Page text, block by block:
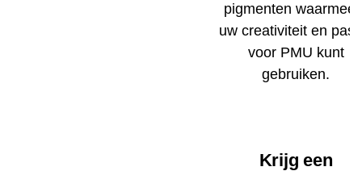
pigmenten waarmee
uw creativiteit en
voor PMU kunt
gebruiken.
Krijg een